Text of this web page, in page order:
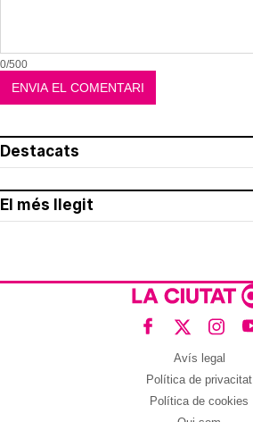
0/500
Destacats
El més llegit
Avís legal
Política de privacitat
Política de cookies